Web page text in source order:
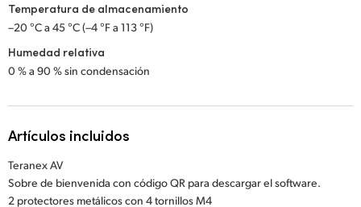
Temperatura de almacenamiento
–20 °C a 45 °C (–4 °F a 113 °F)
Humedad relativa
0 % a 90 % sin condensación
Artículos incluidos
Teranex AV
Sobre de bienvenida con código QR para descargar el software.
2 protectores metálicos con 4 tornillos M4